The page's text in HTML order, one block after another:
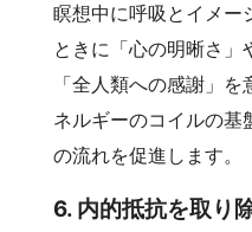
瞑想中に呼吸とイメー
ときに「心の明晰さ」
「全人類への感謝」
ネルギーのコイルの基
の流れを促進します。
6. 内的抵抗を取り